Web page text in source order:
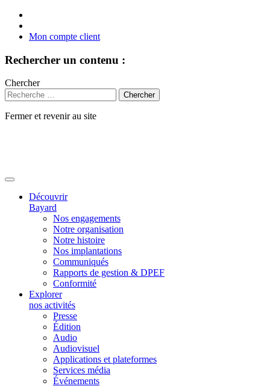
Mon compte client
Rechercher un contenu :
Chercher
Fermer et revenir au site
Découvrir
Bayard
Nos engagements
Notre organisation
Notre histoire
Nos implantations
Communiqués
Rapports de gestion & DPEF
Conformité
Explorer
nos activités
Presse
Édition
Audio
Audiovisuel
Applications et plateformes
Services média
Événements